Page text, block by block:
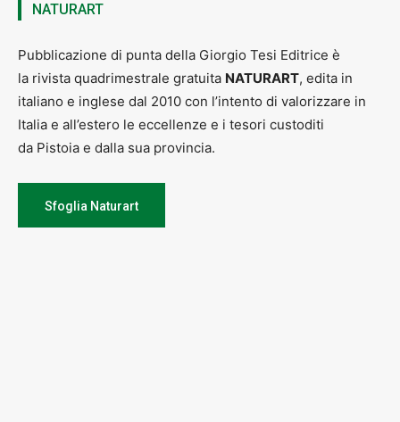
NATURART
Pubblicazione di punta della Giorgio Tesi Editrice è
la rivista quadrimestrale gratuita NATURART, edita in
italiano e inglese dal 2010 con l’intento di valorizzare in
Italia e all’estero le eccellenze e i tesori custoditi
da Pistoia e dalla sua provincia.
Sfoglia Naturart